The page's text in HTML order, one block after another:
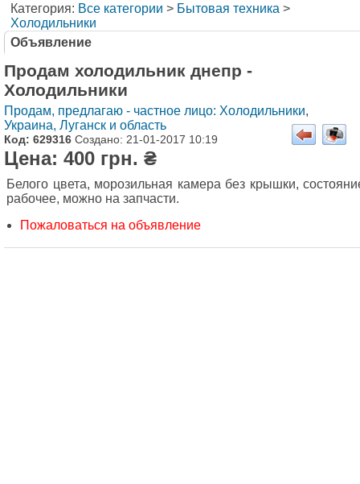
Категория: Все категории > Бытовая техника >
Холодильники
Объявление
Продам холодильник днепр -
Холодильники
Продам, предлагаю - частное лицо: Холодильники,
Украина, Луганск и область
Код: 629316 Создано: 21-01-2017 10:19
Цена: 400 грн. ₴
Белого цвета, морозильная камера без крышки,
рабочее, можно на запчасти.
Пожаловаться на объявление